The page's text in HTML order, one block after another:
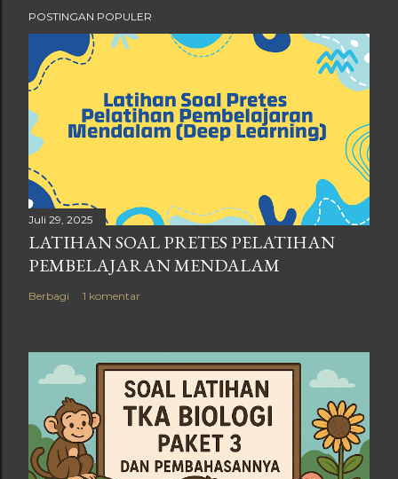
POSTINGAN POPULER
Juli 29, 2025
LATIHAN SOAL PRETES PELATIHAN
PEMBELAJARAN MENDALAM
Berbagi 1 komentar